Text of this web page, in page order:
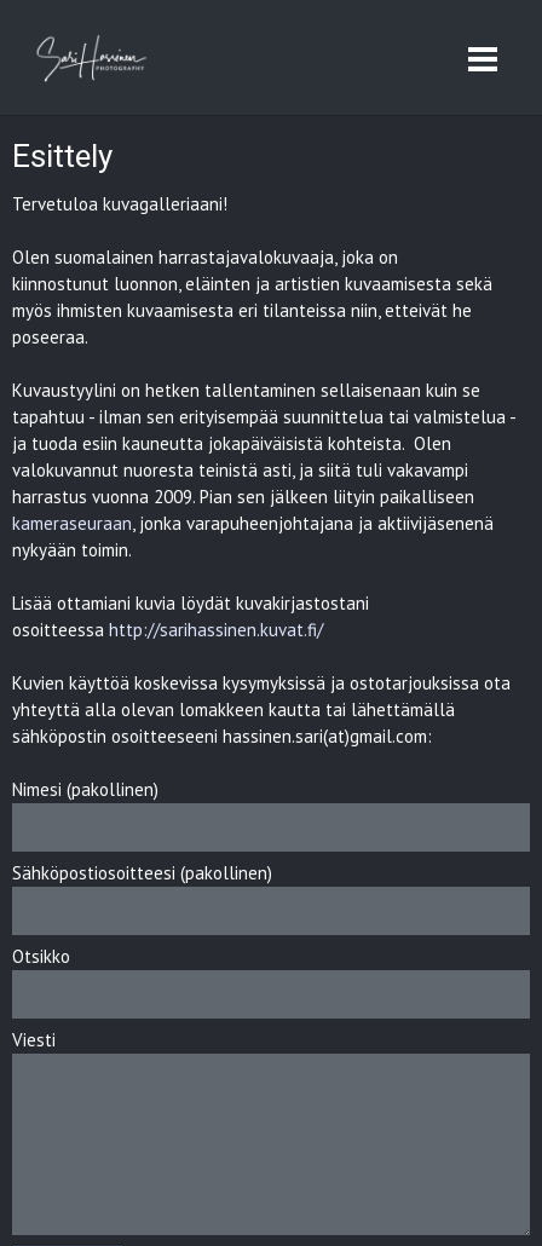
Esittely
Tervetuloa kuvagalleriaani!
Olen suomalainen harrastajavalokuvaaja, joka on
kiinnostunut luonnon, eläinten ja artistien kuvaamisesta sekä
myös ihmisten kuvaamisesta eri tilanteissa niin, etteivät he
poseeraa.
Kuvaustyylini on hetken tallentaminen sellaisenaan kuin se
tapahtuu - ilman sen erityisempää suunnittelua tai valmistelua -
ja tuoda esiin kauneutta jokapäiväisistä kohteista. Olen
valokuvannut nuoresta teinistä asti, ja siitä tuli vakavampi
harrastus vuonna 2009. Pian sen jälkeen liityin paikalliseen
kameraseuraan, jonka varapuheenjohtajana ja aktiivijäsenenä
nykyään toimin.
Lisää ottamiani kuvia löydät kuvakirjastostani
osoitteessa http://sarihassinen.kuvat.fi/
Kuvien käyttöä koskevissa kysymyksissä ja ostotarjouksissa ota
yhteyttä alla olevan lomakkeen kautta tai lähettämällä
sähköpostin osoitteeseeni hassinen.sari(at)gmail.com:
Nimesi (pakollinen)
Sähköpostiosoitteesi (pakollinen)
Otsikko
Viesti